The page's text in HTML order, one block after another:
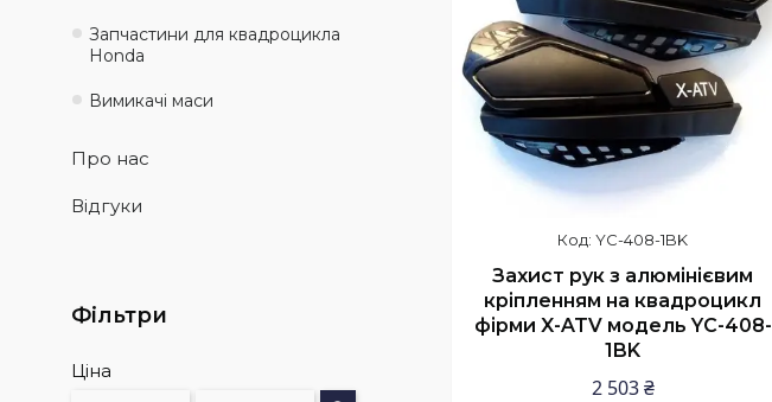
YC-408-1BK
Захист рук з алюмінієвим
кріпленням на квадроцикл
фірми X-ATV модель YC-408-
1BK
2 503 ₴
Запчастини для квадроцикла
Honda
Вимикачі маси
Про нас
Відгуки
Фільтри
Ціна